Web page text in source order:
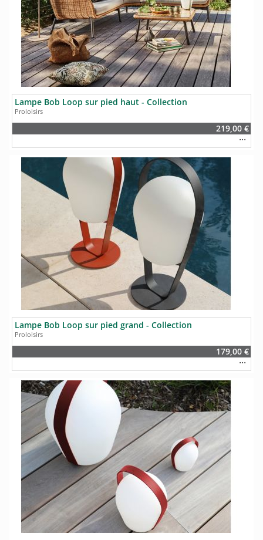
Lampe Bob Loop sur pied haut - Collection
Proloisirs
219,00 €
Lampe Bob Loop sur pied grand - Collection
Proloisirs
179,00 €